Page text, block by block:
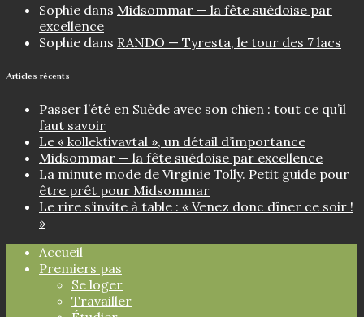
Sophie dans Midsommar — la fête suédoise par
excellence
Sophie dans RANDO — Tyresta, le tour des 7 lacs
Articles récents
Passer l’été en Suède avec son chien : tout ce qu’il
faut savoir
Le « kollektivavtal », un détail d’importance
Midsommar — la fête suédoise par excellence
La minute mode de Virginie Tolly. Petit guide pour
être prêt pour Midsommar
Le rire s’invite à table : « Venez donc dîner ce soir !
»
Accueil
Premiers pas
Se loger
Travailler